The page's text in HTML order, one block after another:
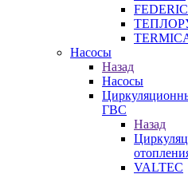
Насосы
Назад
Насосы
ГВС
Назад
VALTEC